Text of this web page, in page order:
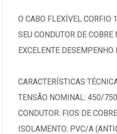
O CABO FLEXÍVEL CORFIO
SEU CONDUTOR DE
EXCELENTE
CARACTERÍSTICAS
TENSÃO NOMINAL: 450/
CONDUTOR: FIOS DE
ISOLAMENTO: PVC/A